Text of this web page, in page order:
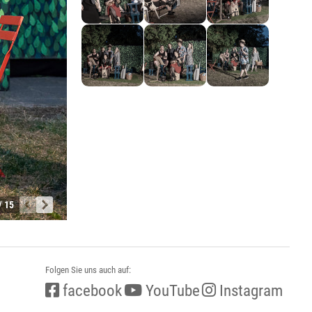
15
Folgen Sie uns auch auf:
facebook YouTube Instagram